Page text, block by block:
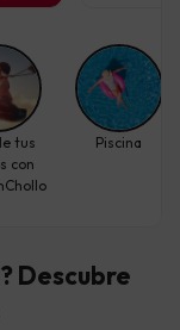
tus
con
Piscina
Descubre